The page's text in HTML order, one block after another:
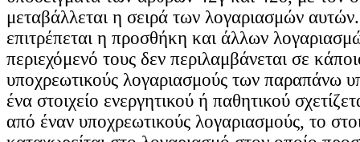
μεταβάλλεται η σειρά των λογαριασμών
επιτρέπεται η προσθήκη και άλλων
περιεχόμενό τους δεν περιλαμβάνεται σε
υποχρεωτικούς λογαριασμούς των παραπάνω
ένα στοιχείο ενεργητικού ή παθητικού
από έναν υποχρεωτικούς λογαριασμούς, το